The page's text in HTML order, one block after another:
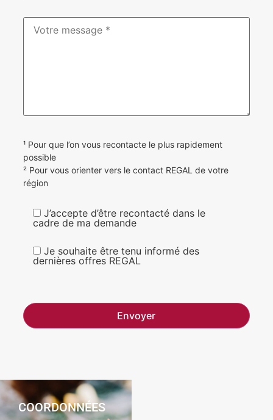
¹ Pour que l’on vous recontacte le plus rapidement
possible
² Pour vous orienter vers le contact REGAL de votre
région
J’accepte d’être recontacté dans le
cadre de ma demande
Je souhaite être tenu informé des
dernières offres REGAL
COORDONNÉES